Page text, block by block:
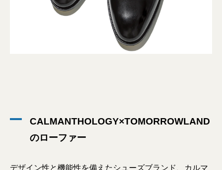
CALMANTHOLOGY×TOMORROWLAND
のローファー
デザイン性と機能性を備えたシューズブランド、カルマ